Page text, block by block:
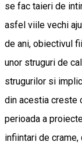
se fac taieri de
asfel viile vechi
de ani, obiectivul
unor struguri de
strugurilor si
din acestia creste
perioada a
infiintari de